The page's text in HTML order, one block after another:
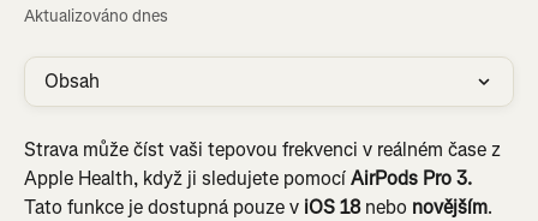
Aktualizováno dnes
Obsah
Strava může číst vaši tepovou frekvenci v reálném čase z
Apple Health, když ji sledujete pomocí AirPods Pro 3.
Tato funkce je dostupná pouze v iOS 18 nebo novějším.